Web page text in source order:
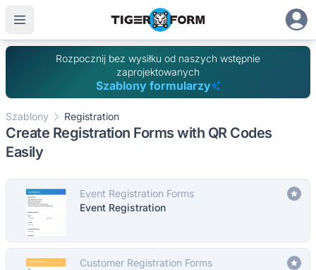
Rozpocznij bez wysiłku od naszych wstępnie
zaprojektowanych
Szablony formularzy
Szablony Registration
Create Registration Forms with QR Codes
Easily
Event Registration Forms
Event Registration
Customer Registration Forms